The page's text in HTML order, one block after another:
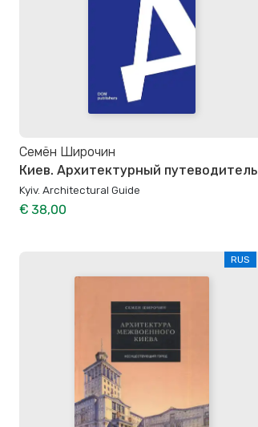
Семён Широчин
Киев. Архитектурный путеводитель
Kyiv. Architectural Guide
€ 38,00
RUS